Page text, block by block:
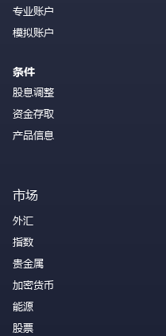
专业账户
模拟账户
条件
股息调整
资金存取
产品信息
市场
外汇
指数
贵金属
加密货币
能源
股票